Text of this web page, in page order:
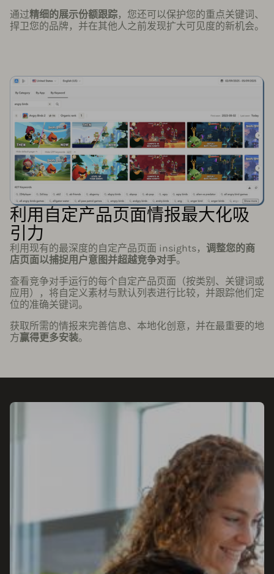
通过精细的展示份额跟踪，您还可以保护您的重点关键词、
捍卫您的品牌，并在其他人之前发现扩大可见度的新机会。
利用自定产品页面情报最大化吸
引力
利用现有的最深度的自定产品页面 insights， 调整您的商
店页面以捕捉用户意图并超越竞争对手。
查看竞争对手运行的每个自定产品页面（按类别、关键词或
应用），将自定义素材与默认列表进行比较，并跟踪他们定
位的准确关键词。
获取所需的情报来完善信息、本地化创意，并在最重要的地
方赢得更多安装。